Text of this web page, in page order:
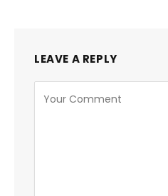
LEAVE A REPLY